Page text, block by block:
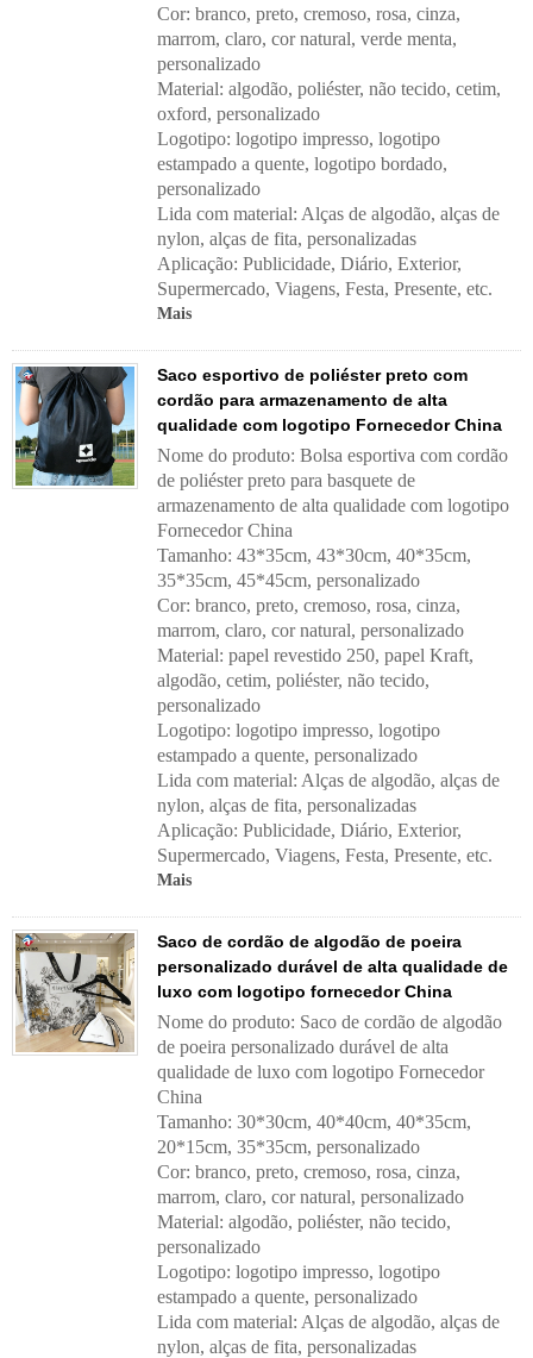
Cor: branco, preto, cremoso, rosa, cinza,
marrom, claro, cor natural, verde menta,
personalizado
Material: algodão, poliéster, não tecido, cetim,
oxford, personalizado
Logotipo: logotipo impresso, logotipo
estampado a quente, logotipo bordado,
personalizado
Lida com material: Alças de algodão, alças de
nylon, alças de fita, personalizadas
Aplicação: Publicidade, Diário, Exterior,
Supermercado, Viagens, Festa, Presente, etc.
Mais
Saco esportivo de poliéster preto com
cordão para armazenamento de alta
qualidade com logotipo Fornecedor China
Nome do produto: Bolsa esportiva com cordão
de poliéster preto para basquete de
armazenamento de alta qualidade com logotipo
Fornecedor China
Tamanho: 43*35cm, 43*30cm, 40*35cm,
35*35cm, 45*45cm, personalizado
Cor: branco, preto, cremoso, rosa, cinza,
marrom, claro, cor natural, personalizado
Material: papel revestido 250, papel Kraft,
algodão, cetim, poliéster, não tecido,
personalizado
Logotipo: logotipo impresso, logotipo
estampado a quente, personalizado
Lida com material: Alças de algodão, alças de
nylon, alças de fita, personalizadas
Aplicação: Publicidade, Diário, Exterior,
Supermercado, Viagens, Festa, Presente, etc.
Mais
Saco de cordão de algodão de poeira
personalizado durável de alta qualidade de
luxo com logotipo fornecedor China
Nome do produto: Saco de cordão de algodão
de poeira personalizado durável de alta
qualidade de luxo com logotipo Fornecedor
China
Tamanho: 30*30cm, 40*40cm, 40*35cm,
20*15cm, 35*35cm, personalizado
Cor: branco, preto, cremoso, rosa, cinza,
marrom, claro, cor natural, personalizado
Material: algodão, poliéster, não tecido,
personalizado
Logotipo: logotipo impresso, logotipo
estampado a quente, personalizado
Lida com material: Alças de algodão, alças de
nylon, alças de fita, personalizadas